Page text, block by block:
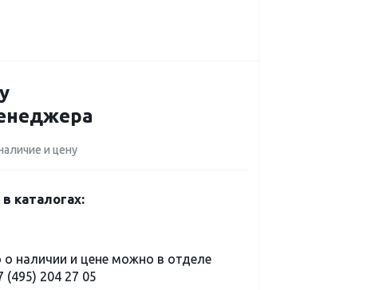
и цену
каталогах:
наличии и цене можно в отделе
(495) 204 27 05